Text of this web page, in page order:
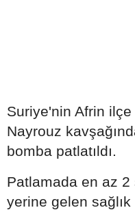
Suriye'nin Afrin
Nayrouz
bomba patlatıldı.
Patlamada en az 2
yerine gelen